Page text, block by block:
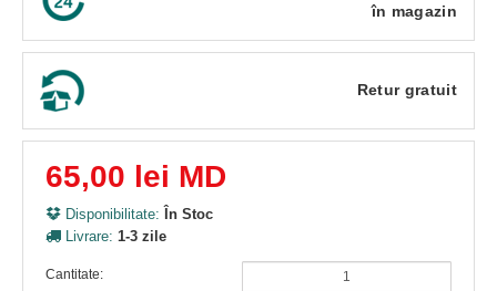
în magazin
Retur gratuit
65,00 lei MD
Disponibilitate: În Stoc
Livrare: 1-3 zile
Cantitate: